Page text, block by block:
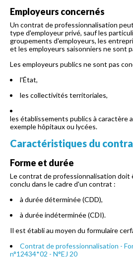
Employeurs concernés
Un contrat de professionnalisation
type d'employeur privé, sauf les
groupements d'employeurs, les
et les employeurs saisonniers ne sont
Les employeurs publics ne sont pas
l'État,
les collectivités territoriales,
les établissements publics à caractère
exemple hôpitaux ou lycées.
Caractéristiques du
Forme et durée
Le contrat de professionnalisation
conclu dans le cadre d'un contrat :
à durée déterminée (CDD),
à durée indéterminée (CDI).
Il est établi au moyen du formulaire
Contrat de professionnalisation -
n°12434*02 - N°EJ 20